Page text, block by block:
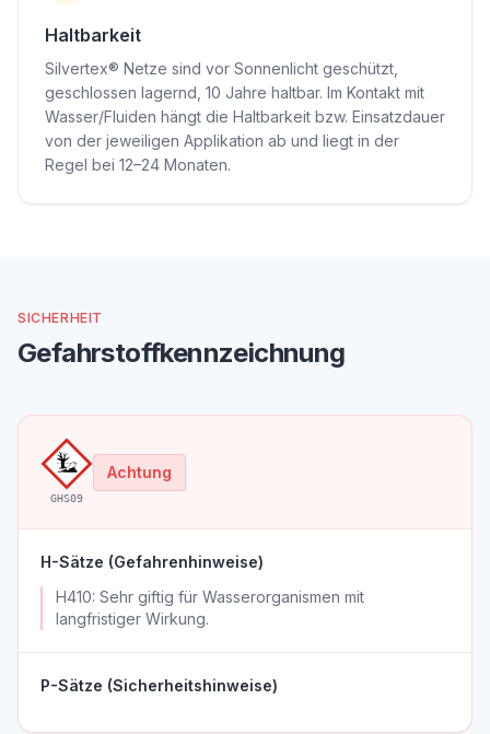
Haltbarkeit
Silvertex® Netze sind vor Sonnenlicht geschützt,
geschlossen lagernd, 10 Jahre haltbar. Im Kontakt mit
Wasser/Fluiden hängt die Haltbarkeit bzw. Einsatzdauer
von der jeweiligen Applikation ab und liegt in der
Regel bei 12–24 Monaten.
SICHERHEIT
Gefahrstoffkennzeichnung
GHS09
Achtung
H-Sätze (Gefahrenhinweise)
H410: Sehr giftig für Wasserorganismen mit
langfristiger Wirkung.
P-Sätze (Sicherheitshinweise)